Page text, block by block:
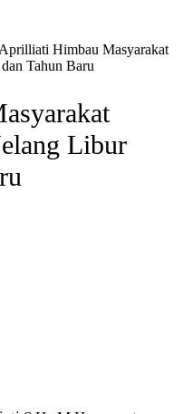
Aprilliati Himbau Masyarakat
Tahun Baru
Libur